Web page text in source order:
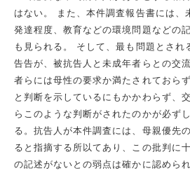
はない。 また、本件調査報告書には、
発達程度、教育などの環境問題などの
も見られる。 そして、最も問題とされ
告告が、被抗告人と未成年者らとの交
者らには母性の要求か満たされておら
と判断を示しているにもかかわらず、
らこのような判断がされたのかが必ず
る。抗告人が本件調査には、母親優先
ると指摘する所以てあり、この批判に
の記述がないとの弱点は確かに認めら